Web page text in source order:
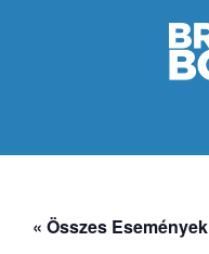
« Összes Események